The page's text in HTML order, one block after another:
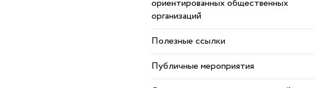
ориентированных общественных
организаций
Полезные ссылки
Публичные мероприятия